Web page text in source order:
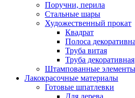
Поручни, перила
Стальные шары
Художественный прокат
Квадрат
Полоса
Труба витая
Труба декоративная
Штампованные элементы
Лакокрасочные материалы
Готовые шпатлевки
Для дерева